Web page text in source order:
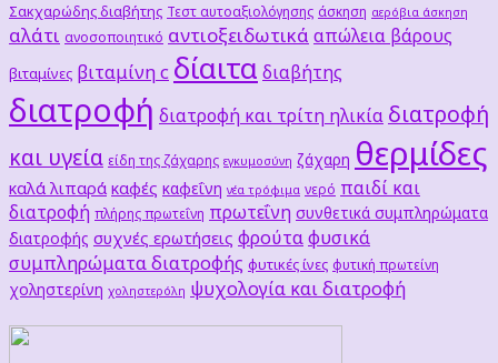
Σακχαρώδης διαβήτης Τεστ αυτοαξιολόγησης άσκηση αερόβια άσκηση
αλάτι ανοσοποιητικό αντιοξειδωτικά απώλεια βάρους
βιταμίνες βιταμίνη c δίαιτα διαβήτης
διατροφή διατροφή και τρίτη ηλικία διατροφή
και υγεία είδη της ζάχαρης εγκυμοσύνη ζάχαρη θερμίδες
καλά λιπαρά καφές καφεΐνη νέα τρόφιμα νερό παιδί και
διατροφή πλήρης πρωτεΐνη πρωτεΐνη συνθετικά συμπληρώματα
διατροφής συχνές ερωτήσεις φρούταφυσικά
συμπληρώματα διατροφής φυτικές ίνες φυτική πρωτείνη
χοληστερίνη χοληστερόλη ψυχολογία και διατροφή